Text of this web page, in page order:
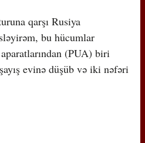
qarşı Rusiya
bu hücumlar
(PUA) biri
evinə düşüb və iki nəfəri